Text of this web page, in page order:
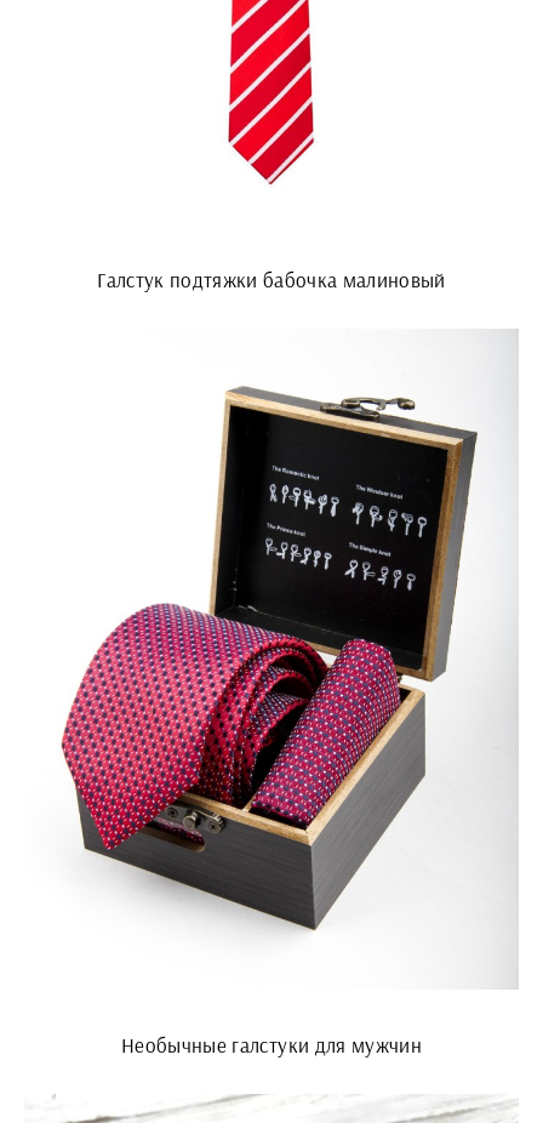
Галстук подтяжки бабочка малиновый
Необычные галстуки для мужчин